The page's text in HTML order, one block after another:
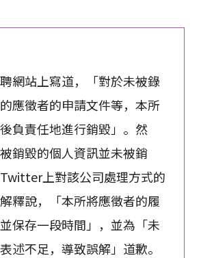
網站上寫道，「對於未被錄
應徵者的申請文件等，本所
負責任地進行銷毀」。然
銷毀的個人資訊並未被銷
上對該公司處理方式的
釋說，「本所將應徵者的履
保存一段時間」，並為「未
述不足，導致誤解」道歉。